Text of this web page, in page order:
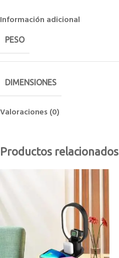
Información adicional
PESO
DIMENSIONES
Valoraciones (0)
Productos relacionados